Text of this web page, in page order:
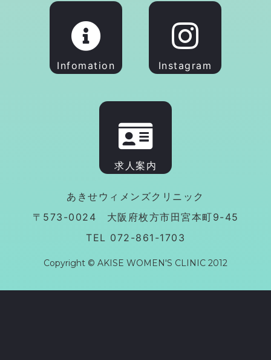
Infomation Instagram
求人案内
あきせウィメンズクリニック
〒573-0024 大阪府枚方市田宮本町9-45
TEL 072-861-1703
Copyright © AKISE WOMEN'S CLINIC 2012